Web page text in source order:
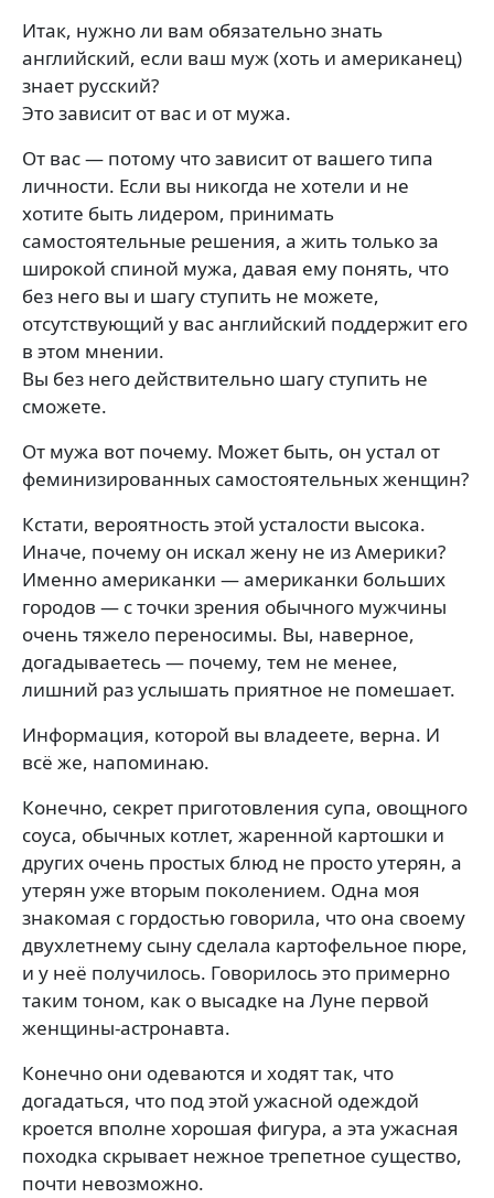
Итак, нужно ли вам обязательно знать
английский, если ваш муж (хоть и американец)
знает русский?
Это зависит от вас и от мужа.
От вас — потому что зависит от вашего типа
личности. Если вы никогда не хотели и не
хотите быть лидером, принимать
самостоятельные решения, а жить только за
широкой спиной мужа, давая ему понять, что
без него вы и шагу ступить не можете,
отсутствующий у вас английский поддержит его
в этом мнении.
Вы без него действительно шагу ступить не
сможете.
От мужа вот почему. Может быть, он устал от
феминизированных самостоятельных женщин?
Кстати, вероятность этой усталости высока.
Иначе, почему он искал жену не из Америки?
Именно американки — американки больших
городов — с точки зрения обычного мужчины
очень тяжело переносимы. Вы, наверное,
догадываетесь — почему, тем не менее,
лишний раз услышать приятное не помешает.
Информация, которой вы владеете, верна. И
всё же, напоминаю.
Конечно, секрет приготовления супа, овощного
соуса, обычных котлет, жаренной картошки и
других очень простых блюд не просто утерян, а
утерян уже вторым поколением. Одна моя
знакомая с гордостью говорила, что она своему
двухлетнему сыну сделала картофельное пюре,
и у неё получилось. Говорилось это примерно
таким тоном, как о высадке на Луне первой
женщины-астронавта.
Конечно они одеваются и ходят так, что
догадаться, что под этой ужасной одеждой
кроется вполне хорошая фигура, а эта ужасная
походка скрывает нежное трепетное существо,
почти невозможно.